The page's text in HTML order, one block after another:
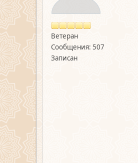
Ветеран
Сообщения: 507
Записан